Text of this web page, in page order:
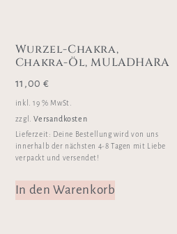
Wurzel-Chakra,
Chakra-Öl, MULADHARA
11,00€
inkl. 19 % MwSt.
zzgl.Versandkosten
Lieferzeit: Deine Bestellung wird von uns
innerhalb der nächsten 4-8 Tagen mit Liebe
verpackt und versendet!
In den Warenkorb